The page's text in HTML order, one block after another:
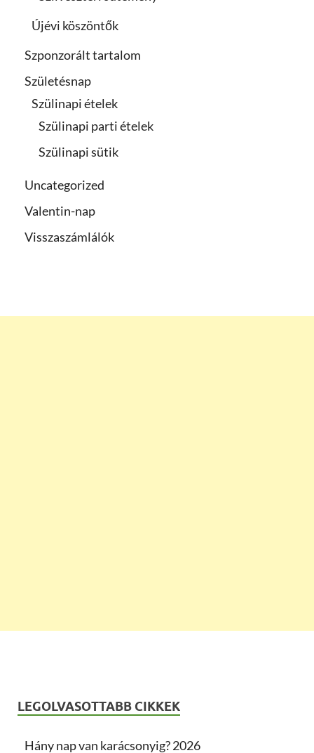
Újévi köszöntők
Szponzorált tartalom
Születésnap
Szülinapi ételek
Szülinapi parti ételek
Szülinapi sütik
Uncategorized
Valentin-nap
Visszaszámlálók
LEGOLVASOTTABB CIKKEK
Hány nap van karácsonyig? 2026